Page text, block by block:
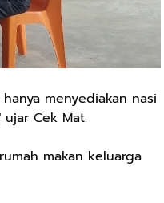
menyediakan nasi
Cek Mat.
makan keluarga